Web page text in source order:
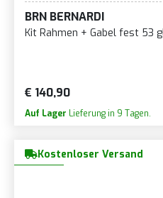
BRN BERNARDI
Kit Rahmen + Gabel fest 53
€ 140,90
Auf Lager Lieferung in 9 Tagen.
Kostenloser Versand